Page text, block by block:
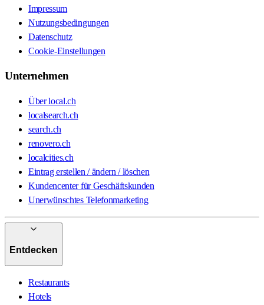
Impressum
Nutzungsbedingungen
Datenschutz
Cookie-Einstellungen
Unternehmen
Über local.ch
localsearch.ch
search.ch
renovero.ch
localcities.ch
Eintrag erstellen / ändern / löschen
Kundencenter für Geschäftskunden
Unerwünschtes Telefonmarketing
Entdecken
Restaurants
Hotels